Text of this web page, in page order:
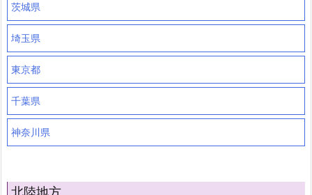
茨城県
埼玉県
東京都
千葉県
神奈川県
北陸地方